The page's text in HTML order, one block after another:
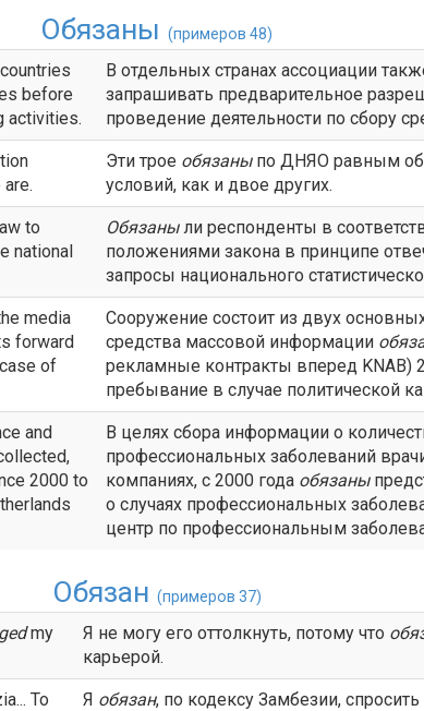
Обязаны(примеров 48)
before
activities.
В отдельных странах ассоциации
запрашивать предварительное
проведение деятельности по сбору
Эти трое обязаныпо ДНЯО равным
условий, как и двое других.
to
national
Обязаныли респонденты в
положениями закона в принципе
запросы национального
media
forward
of
Сооружение состоит из двух
средства массовой информации
рекламные контракты вперед KNAB)
пребывание в случае политической
and
2000 to
В целях сбора информации о
профессиональных заболеваний
компаниях, с 2000 года обязаны
о случаях профессиональных
центр по профессиональным
Обязан (примеров 37)
my
Я не могу его оттолкнуть, потому что
карьерой.
To
Я обязан, по кодексу Замбезии,